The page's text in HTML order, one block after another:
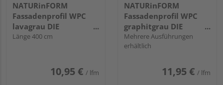
NATURinFORM
Fassadenprofil WPC
lavagrau DIE
GESTALTENDE
Länge 400 cm
10,95 € / lfm
NATURinFORM
Fassadenprofil WPC
graphitgrau DIE
GESTALTENDE -
103x17mm
Mehrere Ausführungen
erhältlich
11,95 € / lfm